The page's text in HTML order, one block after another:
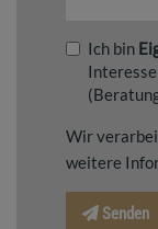
Ich bin
Wir
weitere
Senden